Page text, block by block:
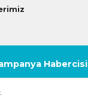
Habercisi